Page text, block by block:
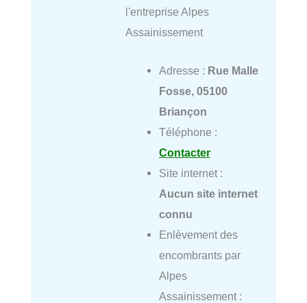
l'entreprise Alpes
Assainissement
Adresse : Rue Malle
Fosse, 05100
Briançon
Téléphone :
Contacter
Site internet :
Aucun site internet
connu
Enlèvement des
encombrants par
Alpes
Assainissement :